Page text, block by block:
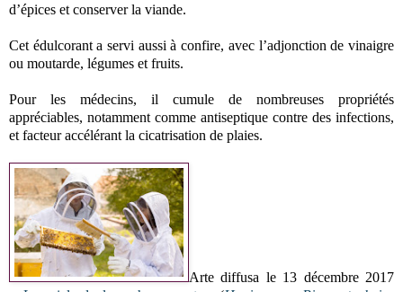
d’épices et conserver la viande.
Cet édulcorant a servi aussi à confire, avec l’adjonction de vinaigre
ou moutarde, légumes et fruits.
Pour les médecins, il cumule de nombreuses propriétés
appréciables, notamment comme antiseptique contre des infections,
et facteur accélérant la cicatrisation de plaies.
Arte diffusa le 13 décembre 2017